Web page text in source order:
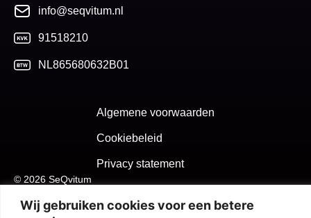
Wij gebruiken cookies voor een betere
info@seqvitum.nl
91518210
NL865680632B01
© 2026 SeQvitum
Algemene voorwaarden
Cookiebeleid
Privacy statement